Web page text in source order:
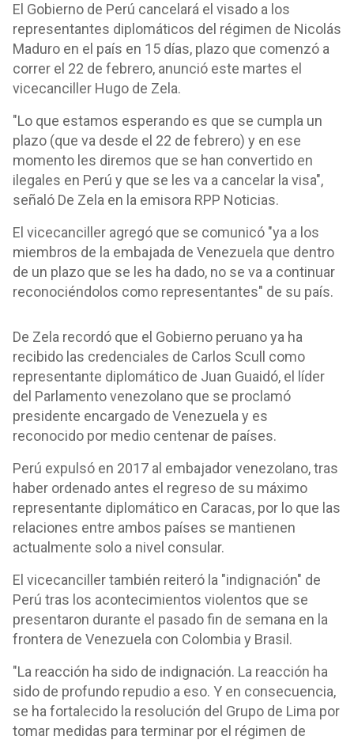
El Gobierno de Perú cancelará el visado a los
representantes diplomáticos del régimen de Nicolás
Maduro en el país en 15 días, plazo que comenzó a
correr el 22 de febrero, anunció este martes el
vicecanciller Hugo de Zela.
"Lo que estamos esperando es que se cumpla un
plazo (que va desde el 22 de febrero) y en ese
momento les diremos que se han convertido en
ilegales en Perú y que se les va a cancelar la visa",
señaló De Zela en la emisora RPP Noticias.
El vicecanciller agregó que se comunicó "ya a los
miembros de la embajada de Venezuela que dentro
de un plazo que se les ha dado, no se va a continuar
reconociéndolos como representantes" de su país.
De Zela recordó que el Gobierno peruano ya ha
recibido las credenciales de Carlos Scull como
representante diplomático de Juan Guaidó, el líder
del Parlamento venezolano que se proclamó
presidente encargado de Venezuela y es
reconocido por medio centenar de países.
Perú expulsó en 2017 al embajador venezolano, tras
haber ordenado antes el regreso de su máximo
representante diplomático en Caracas, por lo que las
relaciones entre ambos países se mantienen
actualmente solo a nivel consular.
El vicecanciller también reiteró la "indignación" de
Perú tras los acontecimientos violentos que se
presentaron durante el pasado fin de semana en la
frontera de Venezuela con Colombia y Brasil.
"La reacción ha sido de indignación. La reacción ha
sido de profundo repudio a eso. Y en consecuencia,
se ha fortalecido la resolución del Grupo de Lima por
tomar medidas para terminar por el régimen de